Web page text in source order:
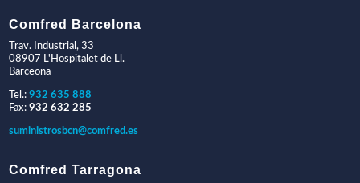
Comfred Barcelona
Trav. Industrial, 33
08907 L'Hospitalet de Ll.
Barceona
Tel.:932 635 888
Fax:932 632 285
suministrosbcn@comfred.es
Comfred Tarragona